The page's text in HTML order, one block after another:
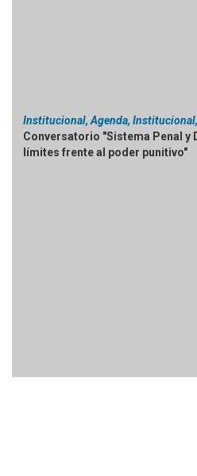
Institucional, Agenda,
Conversatorio "Sistema Penal y
límites frente al poder punitivo"